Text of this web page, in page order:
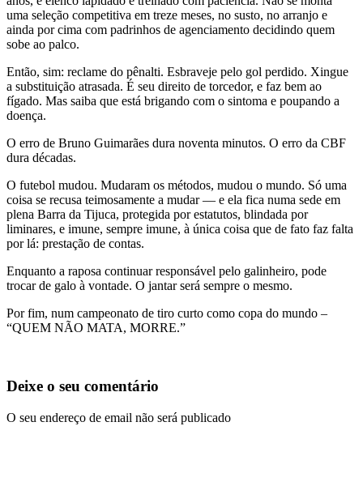
uma seleção competitiva em treze meses, no susto, no arranjo e
ainda por cima com padrinhos de agenciamento decidindo quem
sobe ao palco.
Então, sim: reclame do pênalti. Esbraveje pelo gol perdido. Xingue
a substituição atrasada. É seu direito de torcedor, e faz bem ao
fígado. Mas saiba que está brigando com o sintoma e poupando a
doença.
O erro de Bruno Guimarães dura noventa minutos. O erro da CBF
dura décadas.
O futebol mudou. Mudaram os métodos, mudou o mundo. Só uma
coisa se recusa teimosamente a mudar — e ela fica numa sede em
plena Barra da Tijuca, protegida por estatutos, blindada por
liminares, e imune, sempre imune, à única coisa que de fato faz falta
por lá: prestação de contas.
Enquanto a raposa continuar responsável pelo galinheiro, pode
trocar de galo à vontade. O jantar será sempre o mesmo.
Por fim, num campeonato de tiro curto como copa do mundo –
“QUEM NÃO MATA, MORRE.”
Deixe o seu comentário
O seu endereço de email não será publicado